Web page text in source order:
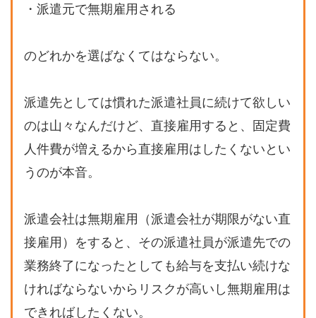
・派遣元で無期雇用される
のどれかを選ばなくてはならない。
派遣先としては慣れた派遣社員に続けて欲しい
のは山々なんだけど、直接雇用すると、固定費
人件費が増えるから直接雇用はしたくないとい
うのが本音。
派遣会社は無期雇用（派遣会社が期限がない直
接雇用）をすると、その派遣社員が派遣先での
業務終了になったとしても給与を支払い続けな
ければならないからリスクが高いし無期雇用は
できればしたくない。